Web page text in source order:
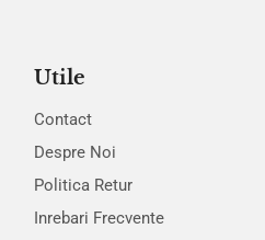
Utile
Contact
Despre Noi
Politica Retur
Inrebari Frecvente